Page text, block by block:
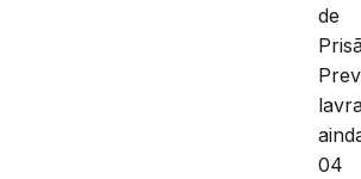
de
04